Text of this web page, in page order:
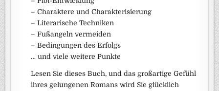
– Charaktere und Charakterisierung
– Literarische Techniken
– Fußangeln vermeiden
– Bedingungen des Erfolgs
… und viele weitere Punkte
Lesen Sie dieses Buch, und das großartige Gefühl
ihres gelungenen Romans wird Sie glücklich